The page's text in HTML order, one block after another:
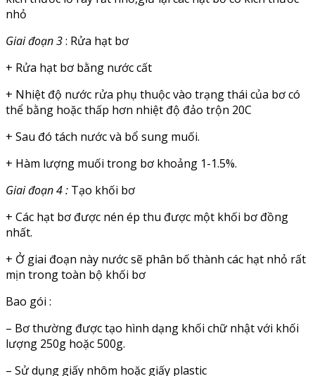
nhỏ
Giai đoạn 3: Rửa hạt bơ
+ Rửa hạt bơ bằng nước cất
+ Nhiệt độ nước rửa phụ thuộc vào trạng thái của bơ có
thể bằng hoặc thấp hơn nhiệt độ đảo trộn 20C
+ Sau đó tách nước và bổ sung muối.
+ Hàm lượng muối trong bơ khoảng 1-1.5%.
Giai đoạn 4 : Tạo khối bơ
+ Các hạt bơ được nén ép thu được một khối bơ đồng
nhất.
+ Ở giai đoạn này nước sẽ phân bố thành các hạt nhỏ rất
mịn trong toàn bộ khối bơ
Bao gói :
– Bơ thường được tạo hình dạng khối chữ nhật với khối
lượng 250g hoặc 500g.
– Sử dụng giấy nhôm hoặc giấy plastic